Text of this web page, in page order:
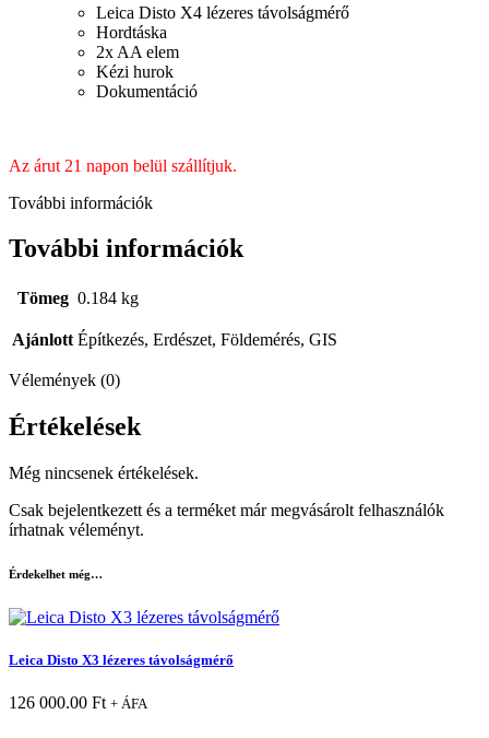
Leica Disto X4 lézeres távolságmérő
Hordtáska
2x AA elem
Kézi hurok
Dokumentáció
Az árut 21 napon belül szállítjuk.
További információk
További információk
Tömeg 0.184 kg
Ajánlott Építkezés, Erdészet, Földemérés, GIS
Vélemények (0)
Értékelések
Még nincsenek értékelések.
Csak bejelentkezett és a terméket már megvásárolt felhasználók
írhatnak véleményt.
Érdekelhet még…
Leica Disto X3 lézeres távolságmérő
126 000.00 Ft + ÁFA